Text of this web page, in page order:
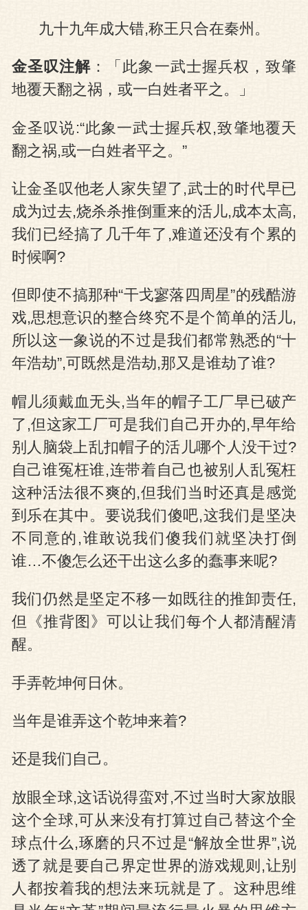
九十九年成大错,称王只合在秦州。
金圣叹注解 ：「此象一武士握兵权，致肇
地覆天翻之祸，或一白姓者平之。」
金圣叹说:“此象一武士握兵权,致肇地覆天
翻之祸,或一白姓者平之。”
让金圣叹他老人家失望了,武士的时代早已
成为过去,烧杀杀推倒重来的活儿,成本太高,
我们已经搞了几千年了,难道还没有个累的
时候啊?
但即使不搞那种“干戈寥落四周星”的残酷游
戏,思想意识的整合终究不是个简单的活儿,
所以这一象说的不过是我们都常熟悉的“十
年浩劫”,可既然是浩劫,那又是谁劫了谁?
帽儿须戴血无头,当年的帽子工厂早已破产
了,但这家工厂可是我们自己开办的,早年给
别人脑袋上乱扣帽子的活儿哪个人没干过?
自己谁冤枉谁,连带着自己也被别人乱冤枉
这种活法很不爽的,但我们当时还真是感觉
到乐在其中。要说我们傻吧,这我们是坚决
不同意的,谁敢说我们傻我们就坚决打倒
谁…不傻怎么还干出这么多的蠢事来呢?
我们仍然是坚定不移一如既往的推卸责任,
但《推背图》可以让我们每个人都清醒清
醒。
手弄乾坤何日休。
当年是谁弄这个乾坤来着?
还是我们自己。
放眼全球,这话说得蛮对,不过当时大家放眼
这个全球,可从来没有打算过自己替这个全
球点什么,琢磨的只不过是“解放全世界”,说
透了就是要自己界定世界的游戏规则,让别
人都按着我的想法来玩就是了。这种思维